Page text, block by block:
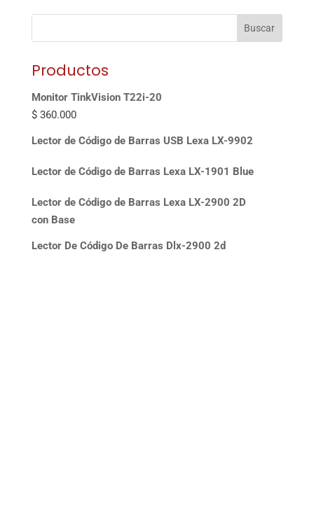
Buscar
Productos
Monitor TinkVision T22i-20
$360.000
Lector de Código de Barras USB Lexa LX-9902
Lector de Código de Barras Lexa LX-1901 Blue
Lector de Código de Barras Lexa LX-2900 2D
con Base
Lector De Código De Barras Dlx-2900 2d